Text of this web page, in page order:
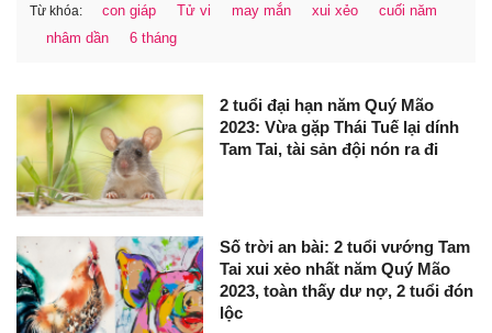
Từ khóa: con giáp Tử vi may mắn xui xẻo
cuối năm
nhâm dần
6 tháng
2 tuổi đại hạn năm Quý Mão
2023: Vừa gặp Thái Tuế lại dính
Tam Tai, tài sản đội nón ra đi
Số trời an bài: 2 tuổi vướng Tam
Tai xui xẻo nhất năm Quý Mão
2023, toàn thấy dư nợ, 2 tuổi đón
lộc